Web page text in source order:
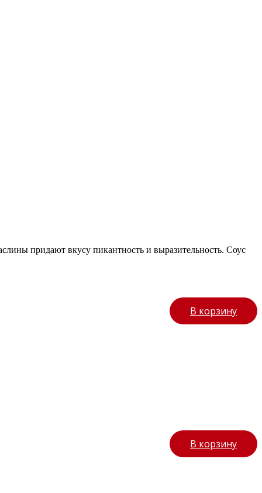
придают вкусу пикантность и выразительность. Соус
В корзину
В корзину